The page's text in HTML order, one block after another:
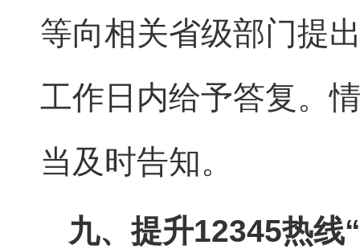
等向相关省级部门提
工作日内给予答复。
当及时告知。
九、提升12345热线